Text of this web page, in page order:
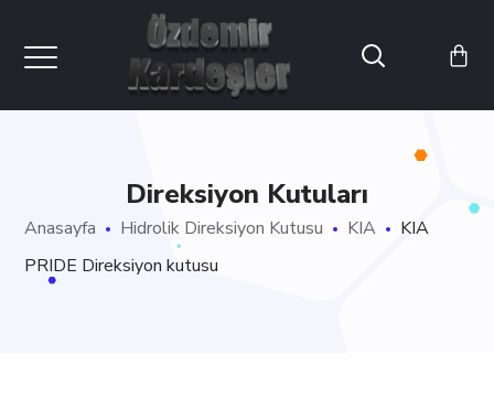
Direksiyon Kutuları
Anasayfa Hidrolik Direksiyon Kutusu KIA
KIA
PRIDE Direksiyon kutusu